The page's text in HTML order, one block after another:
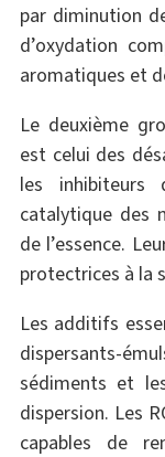
par diminution
d’oxydation
aromatiques et
Le deuxième
est celui des
les inhibiteurs
catalytique des
de l’essence.
protectrices à la
Les additifs
dispersants-
sédiments et
dispersion. Les
capables de